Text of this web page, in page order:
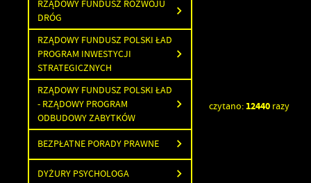
RZĄDOWY FUNDUSZ ROZWOJU
DRÓG
RZĄDOWY FUNDUSZ POLSKI ŁAD
PROGRAM INWESTYCJI
STRATEGICZNYCH
RZĄDOWY FUNDUSZ POLSKI ŁAD
- RZĄDOWY PROGRAM
ODBUDOWY ZABYTKÓW
BEZPŁATNE PORADY PRAWNE
DYŻURY PSYCHOLOGA
czytano: 12440 razy